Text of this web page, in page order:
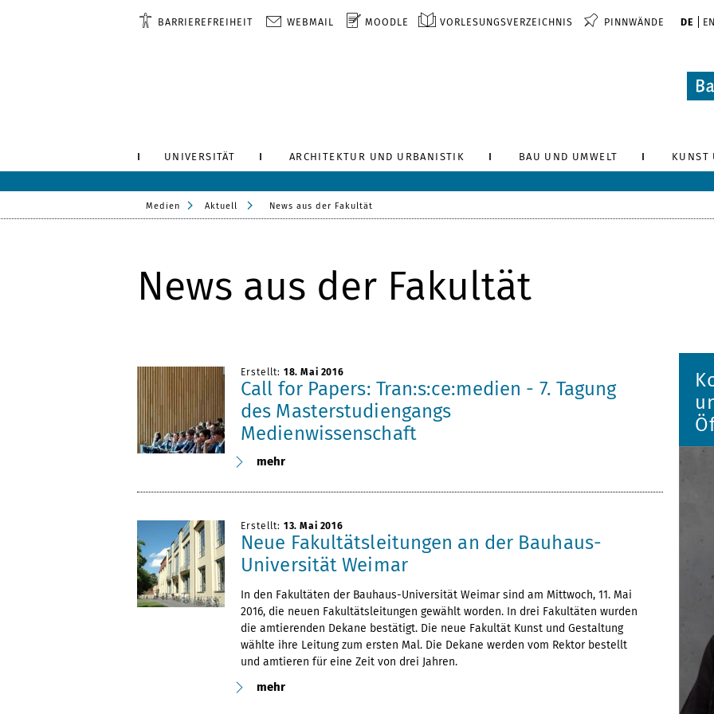
BARRIEREFREIHEIT WEBMAIL MOODLE VORLESUNGSVERZEICHNIS PINNWÄNDE DE EN
UNIVERSITÄT ARCHITEKTUR UND URBANISTIK BAU UND UMWELT KUNST
Medien Aktuell News aus der Fakultät
News aus der Fakultät
Erstellt: 18. Mai 2016
Call for Papers: Tran:s:ce:medien - 7. Tagung
des Masterstudiengangs
Medienwissenschaft
mehr
Erstellt: 13. Mai 2016
Neue Fakultätsleitungen an der Bauhaus-
Universität Weimar
In den Fakultäten der Bauhaus-Universität Weimar sind am Mittwoch, 11. Mai
2016, die neuen Fakultätsleitungen gewählt worden. In drei Fakultäten wurden
die amtierenden Dekane bestätigt. Die neue Fakultät Kunst und Gestaltung
wählte ihre Leitung zum ersten Mal. Die Dekane werden vom Rektor bestellt
und amtieren für eine Zeit von drei Jahren.
mehr